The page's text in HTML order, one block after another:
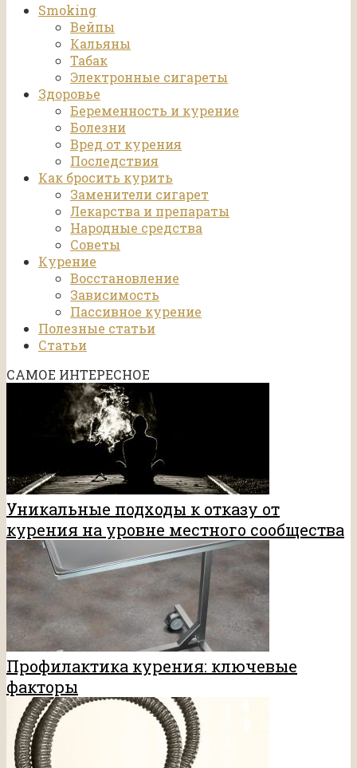
Smoking
Вейпы
Кальяны
Табак
Электронные сигареты
Здоровье
Беременность и курение
Болезни
Вред от курения
Последствия
Как бросить курить
Заменители сигарет
Лекарства и препараты
Народные средства
Советы
Курение
Восстановление
Зависимость
Пассивное курение
Полезные статьи
Статьи
САМОЕ ИНТЕРЕСНОЕ
Уникальные подходы к отказу от
курения на уровне местного сообщества
Профилактика курения: ключевые
факторы